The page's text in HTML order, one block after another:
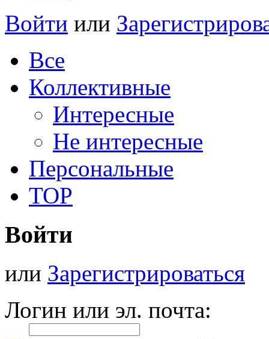
Войти или
Все
Коллективные
Интересные
Не интересные
Персональные
TOP
Войти
или Зарегистрироваться
Логин или эл. почта: